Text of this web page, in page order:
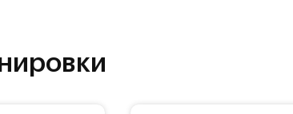
возведут детский сад и школу. Также